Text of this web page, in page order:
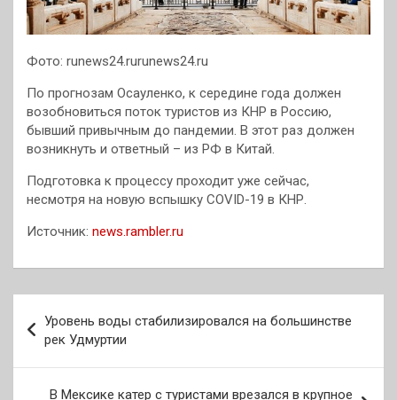
Фото: runews24.rurunews24.ru
По прогнозам Осауленко, к середине года должен
возобновиться поток туристов из КНР в Россию,
бывший привычным до пандемии. В этот раз должен
возникнуть и ответный – из РФ в Китай.
Подготовка к процессу проходит уже сейчас,
несмотря на новую вспышку COVID-19 в КНР.
Источник: news.rambler.ru
по
записям
Уровень воды стабилизировался на большинстве
рек Удмуртии
В Мексике катер с туристами врезался в крупное